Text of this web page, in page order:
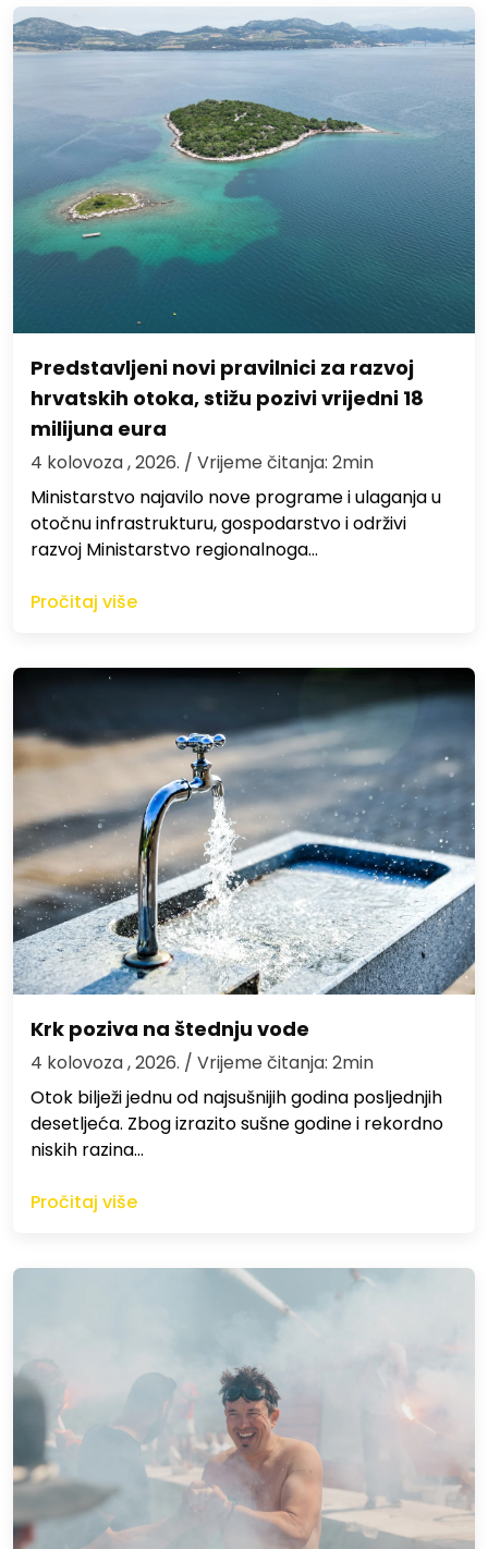
Predstavljeni novi pravilnici za razvoj
hrvatskih otoka, stižu pozivi vrijedni 18
milijuna eura
4 kolovoza , 2026. / Vrijeme čitanja: 2min
Ministarstvo najavilo nove programe i ulaganja u
otočnu infrastrukturu, gospodarstvo i održivi
razvoj Ministarstvo regionalnoga…
Pročitaj više
Krk poziva na štednju vode
4 kolovoza , 2026. / Vrijeme čitanja: 2min
Otok bilježi jednu od najsušnijih godina posljednjih
desetljeća. Zbog izrazito sušne godine i rekordno
niskih razina…
Pročitaj više